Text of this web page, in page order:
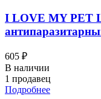
I LOVЕ MY PET
605 ₽
В наличии
1 продавец
Подробнее